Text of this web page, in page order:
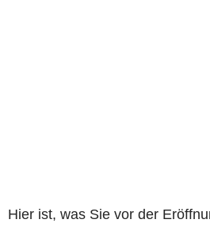
Hier ist, was Sie vor der